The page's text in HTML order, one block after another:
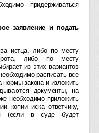
придерживаться
заявление и подать
истца, либо по месту
либо по месту
из этих вариантов
расписать все
нормы закона и изложить
документы, на
необходимо приложить
копии иска ответчику,
(если в суде будет